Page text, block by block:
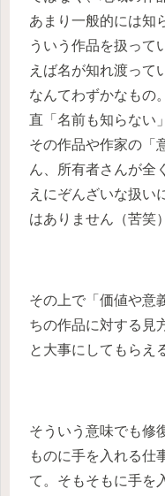
あまり一般的には知
ういう作品を扱って
えば名が知れ渡って
なんてわずかなもの
直「名前も知らない
その作品や作家の「
ん、所有者さんが全
えにぞんざいな扱い
はありません（苦笑
その上で「価値や意
ちの作品に対する見
と大事にしてもらえ
そういう意味でも修
ものに手を入れる仕
て。そもそもに手を